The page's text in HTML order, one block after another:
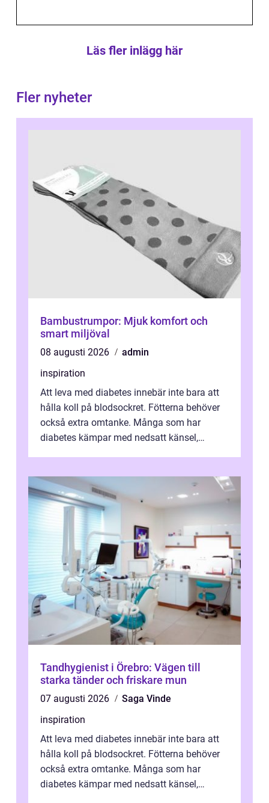
Läs fler inlägg här
Fler nyheter
Bambustrumpor: Mjuk komfort och
smart miljöval
08 augusti 2026
admin
inspiration
Att leva med diabetes innebär inte bara att
hålla koll på blodsockret. Fötterna behöver
också extra omtanke. Många som har
diabetes kämpar med nedsatt känsel,
Tandhygienist i Örebro: Vägen till
starka tänder och friskare mun
07 augusti 2026
Saga Vinde
inspiration
Att leva med diabetes innebär inte bara att
hålla koll på blodsockret. Fötterna behöver
också extra omtanke. Många som har
diabetes kämpar med nedsatt känsel,